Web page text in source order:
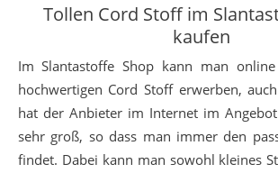
Tollen Cord Stoff im
kaufen
Im Slantastoffe Shop kann man
hochwertigen Cord Stoff erwerben,
hat der Anbieter im Internet im
sehr groß, so dass man immer den
findet. Dabei kann man sowohl kleines